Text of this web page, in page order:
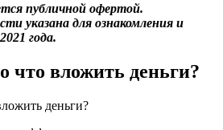
публичной офертой.
указана для ознакомления и
года.
что вложить деньги?